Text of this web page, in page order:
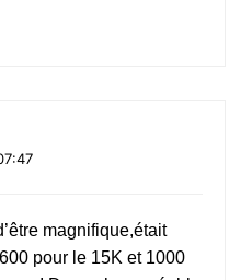
magnifique,était
pour le 15K et 1000